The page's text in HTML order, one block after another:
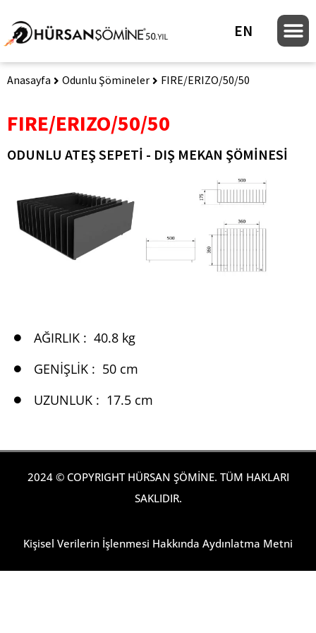
EN
Anasayfa Odunlu Şömineler FIRE/ERIZO/50/50
FIRE/ERIZO/50/50
ODUNLU ATEŞ SEPETI - DIŞ MEKAN ŞÖMINESI
AĞIRLIK : 40.8 kg
GENİŞLİK : 50 cm
UZUNLUK : 17.5 cm
2024 © COPYRIGHT HÜRSAN ŞÖMİNE. TÜM HAKLARI
SAKLIDIR.
Kişisel Verilerin İşlenmesi Hakkında Aydınlatma Metni